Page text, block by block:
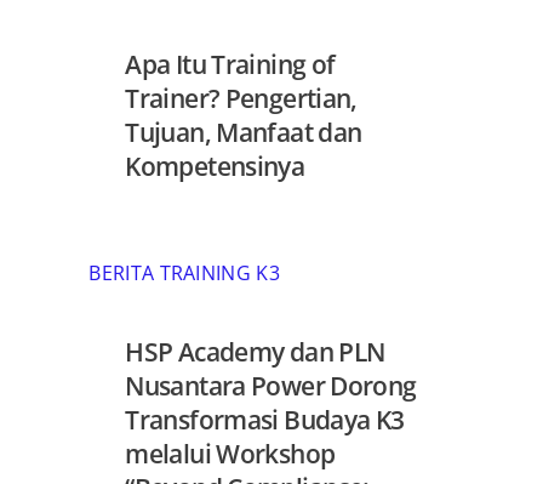
Apa Itu Training of
Trainer? Pengertian,
Tujuan, Manfaat dan
Kompetensinya
BERITA TRAINING K3
HSP Academy dan PLN
Nusantara Power Dorong
Transformasi Budaya K3
melalui Workshop